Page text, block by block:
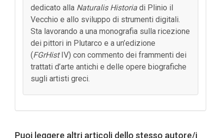
dedicato alla Naturalis Historia di Plinio il
Vecchio e allo sviluppo di strumenti digitali.
Sta lavorando a una monografia sulla ricezione
dei pittori in Plutarco e a un’edizione
(FGrHistIV) con commento dei frammenti dei
trattati d’arte antichi e delle opere biografiche
sugli artisti greci.
Puoi leggere altri articoli dello stesso autore/i